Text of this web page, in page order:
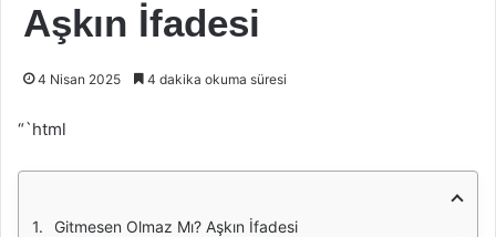
Aşkın İfadesi
4 Nisan 2025 4 dakika okuma süresi
“`html
Gitmesen Olmaz Mı? Aşkın İfadesi